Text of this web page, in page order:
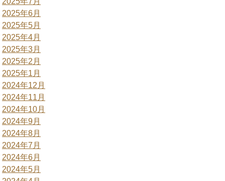
2025年6月
2025年5月
2025年4月
2025年3月
2025年2月
2025年1月
2024年12月
2024年11月
2024年10月
2024年9月
2024年8月
2024年7月
2024年6月
2024年5月